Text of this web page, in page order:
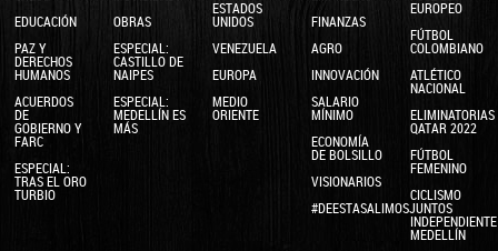
EDUCACIÓN
PAZ Y
DERECHOS
HUMANOS
ACUERDOS
DE
GOBIERNO Y
FARC
ESPECIAL:
TRAS EL ORO
TURBIO
OBRAS
ESPECIAL:
CASTILLO DE
NAIPES
ESPECIAL:
MEDELLÍN ES
MÁS
ESTADOS
UNIDOS
VENEZUELA
EUROPA
MEDIO
ORIENTE
FINANZAS
AGRO
INNOVACIÓN
SALARIO
MÍNIMO
ECONOMÍA
DE BOLSILLO
VISIONARIOS
#DEESTASALIMOSJUNTOS
EUROPEO
FÚTBOL
COLOMBIANO
ATLÉTICO
NACIONAL
ELIMINATORIAS
QATAR 2022
FÚTBOL
FEMENINO
CICLISMO
INDEPENDIENTE
MEDELLÍN